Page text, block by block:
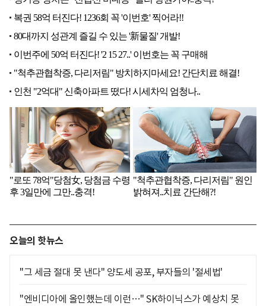
오늘의 핫뉴스
"그 세금 절대 못 낸다" 양도세 공포, 부자들의 '절세법'
"엔비디아에 올인했는데 이런…" SK하이닉스가 예상치 못